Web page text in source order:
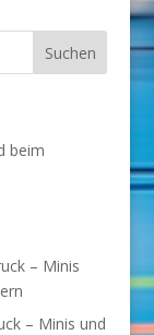
beim
– Minis
– Minis und